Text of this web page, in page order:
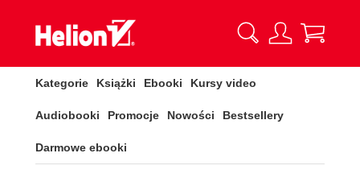
Kategorie Książki Ebooki Kursy video
Audiobooki Promocje Nowości Bestsellery
Darmowe ebooki